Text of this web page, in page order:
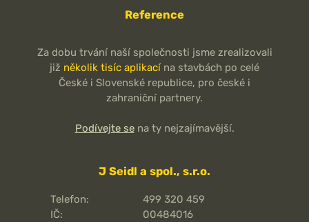
Reference
Za dobu trvání naší společnosti jsme zrealizovali
již několik tisíc aplikací na stavbách po celé
České i Slovenské republice, pro české i
zahraniční partnery.
Podívejte sena ty nejzajímavější.
J Seidl a spol., s.r.o.
Telefon:
499 320 459
IČ:
00484016